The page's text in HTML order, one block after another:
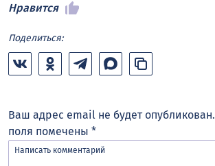
Нравится
Поделиться:
Ваш адрес email не будет опубликован.
поля помечены *